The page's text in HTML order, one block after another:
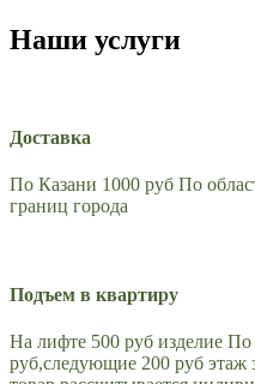
Наши услуги
Доставка
По Казани 1000 руб По
границ города
Подъем в квартиру
На лифте 500 руб изделие
руб,следующие 200 руб этаж